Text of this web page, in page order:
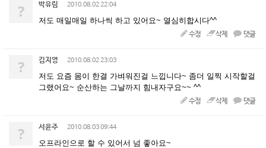
? 박유림 2010.08.02 22:04
저도 매일매일 하나씩 하고 있어요~ 열심히합시다^^
수정 삭제 댓글
? 김지영 2010.08.02 23:03
저도 요즘 몸이 한결 가벼워진걸 느낍니다~ 좀더 일찍 시작할걸
그랬어요~ 순산하는 그날까지 힘내자구요~~ ^^
수정 삭제 댓글
? 서윤주 2010.08.03 09:44
오프라인으로 할 수 있어서 넘 좋아요~